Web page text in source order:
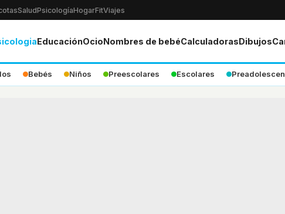
SaludPsicologíaHogarFitViajes
EducaciónOcioNombres de bebéCalculadorasDibujos
Bebés Niños Preescolares Escolares